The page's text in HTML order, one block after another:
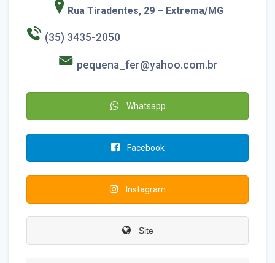
Rua Tiradentes, 29 – Extrema/MG
(35) 3435-2050
pequena_fer@yahoo.com.br
Whatsapp
Facebook
Instagram
Site